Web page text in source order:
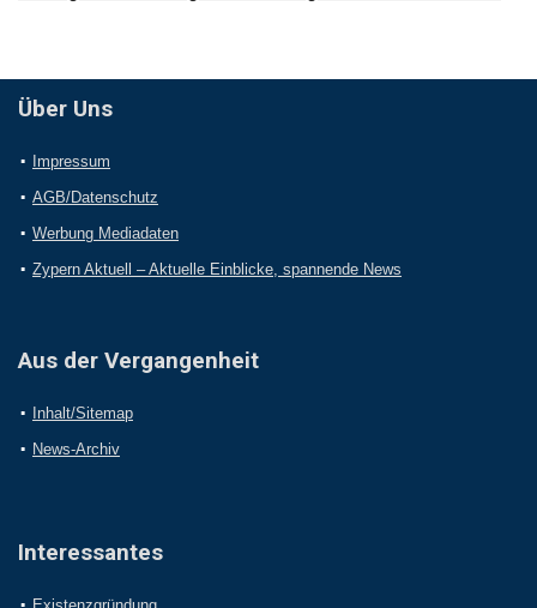
Über Uns
Impressum
AGB/Datenschutz
Werbung Mediadaten
Zypern Aktuell – Aktuelle Einblicke, spannende News
Aus der Vergangenheit
Inhalt/Sitemap
News-Archiv
Interessantes